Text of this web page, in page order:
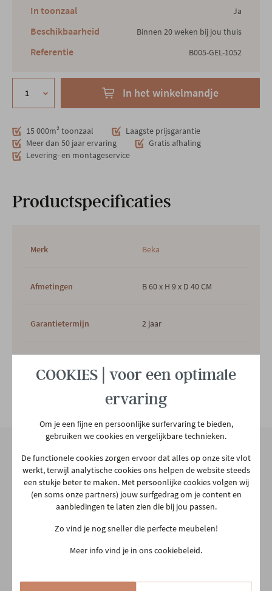
In toonzaal Ja
Beschikbaarheid Binnen 20 weken bij jou thuis
Referentie B005-GEL-1052
In het winkelmandje
15 000m² toonzaal
Laagste prijsgarantie
Meer dan 50 jaar ervaring
Gratis afhaling
Levering- en montageservice
Productspecificaties
Bekijk alle specificiaties
Merk Beka
Afmetingen B 60 x H 9 x D 40 CM
Garantietermijn 2 jaar
Ja
Hoofdkleur Wit
Hoofdmateriaal Stof
Onze winkel
Aarschotsesteenweg 151
2500 Lier
03 480 42 26
COOKIES | voor een optimale
ervaring
Om je een fijne en persoonlijke surfervaring te bieden,
gebruiken we cookies en vergelijkbare technieken.
De functionele cookies zorgen ervoor dat alles op onze site vlot
werkt, terwijl analytische cookies ons helpen de website steeds
een stukje beter te maken. Met persoonlijke cookies volgen wij
(en soms onze partners) jouw surfgedrag om je content en
aanbiedingen te laten zien die bij jou passen.
Zo vind je nog sneller die perfecte meubelen!
Meer info vind je in ons cookiebeleid.